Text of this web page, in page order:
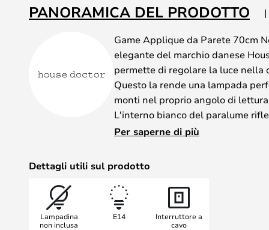
PANORAMICA DEL PRODOTTO
Game Applique da Parete 70cm
elegante del marchio danese
permette di regolare la luce nella
Questo la rende una lampada
monti nel proprio angolo di
L'interno bianco del paralume
confortevole e concentrata. Un
moderno.
calda o la versione nera opaca
dotata di un cavo trasparente di
l'interruttore., con due Applique
Per saperne di più
Dettagli utili sul prodotto
Lampadina
non inclusa
E14
Interruttore a
cavo